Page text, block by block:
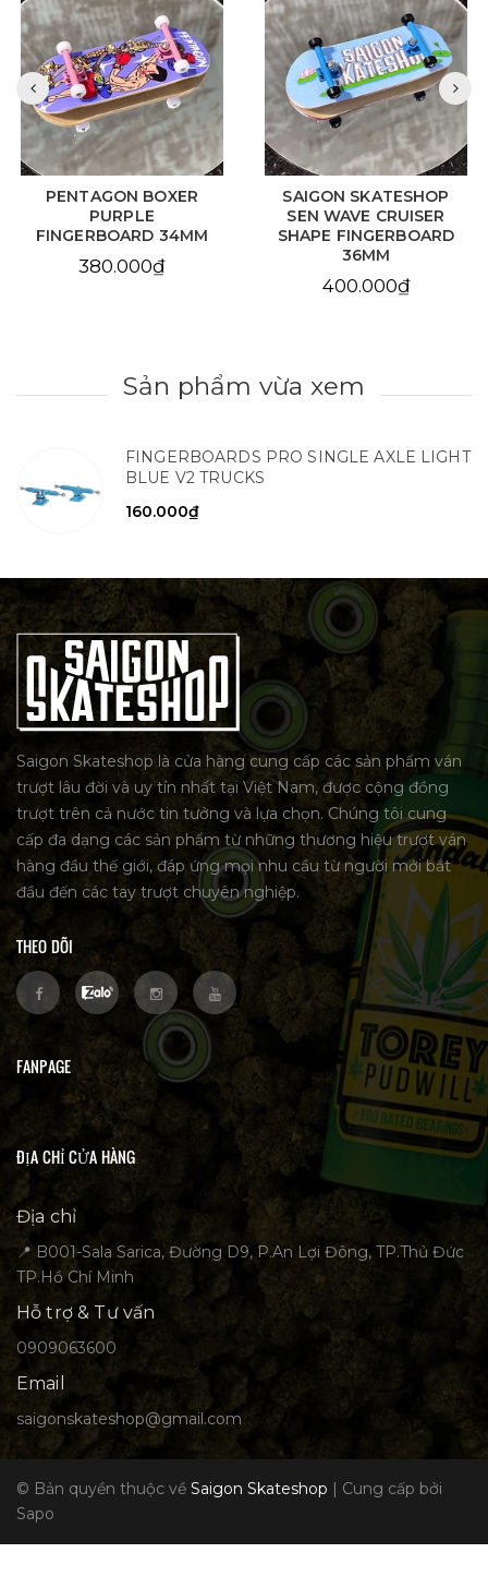
PENTAGON BOXER
PURPLE
FINGERBOARD 34MM
380.000₫
SAIGON SKATESHOP
SEN WAVE CRUISER
SHAPE FINGERBOARD
36MM
400.000₫
Sản phẩm vừa xem
FINGERBOARDS PRO SINGLE AXLE LIGHT
BLUE V2 TRUCKS
160.000₫
Saigon Skateshop là cửa hàng cung cấp các sản phẩm ván
trượt lâu đời và uy tín nhất tại Việt Nam, được cộng đồng
trượt trên cả nước tin tưởng và lựa chọn. Chúng tôi cung
cấp đa dạng các sản phẩm từ những thương hiệu trượt ván
hàng đầu thế giới, đáp ứng mọi nhu cầu từ người mới bắt
đầu đến các tay trượt chuyên nghiệp.
THEO DÕI
FANPAGE
ĐỊA CHỈ CỬA HÀNG
Địa chỉ
📍 B001-Sala Sarica, Đường D9, P.An Lợi Đông, TP.Thủ Đức
TP.Hồ Chí Minh
Hỗ trợ & Tư vấn
0909063600
Email
saigonskateshop@gmail.com
© Bản quyền thuộc về Saigon Skateshop | Cung cấp bởi
Sapo